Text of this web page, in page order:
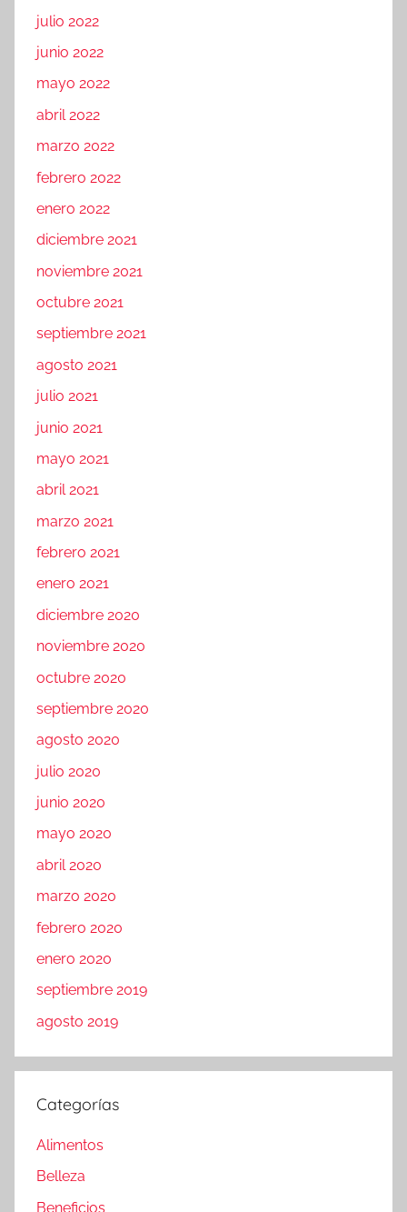
julio 2022
junio 2022
mayo 2022
abril 2022
marzo 2022
febrero 2022
enero 2022
diciembre 2021
noviembre 2021
octubre 2021
septiembre 2021
agosto 2021
julio 2021
junio 2021
mayo 2021
abril 2021
marzo 2021
febrero 2021
enero 2021
diciembre 2020
noviembre 2020
octubre 2020
septiembre 2020
agosto 2020
julio 2020
junio 2020
mayo 2020
abril 2020
marzo 2020
febrero 2020
enero 2020
septiembre 2019
agosto 2019
Categorías
Alimentos
Belleza
Beneficios